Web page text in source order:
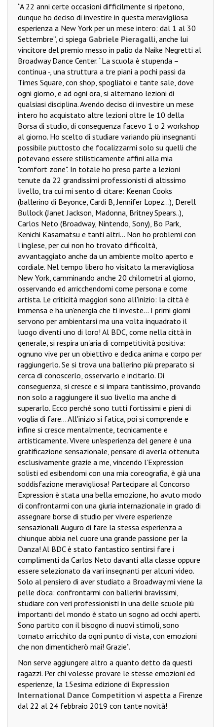
“A 22 anni certe occasioni difficilmente si ripetono,
dunque ho deciso di investire in questa meravigliosa
esperienza a New York per un mese intero: dal 1 al 30
Settembre”, ci spiega Gabriele Pieragalli, anche lui
vincitore del premio messo in palio da Naike Negretti al
Broadway Dance Center. “La scuola è stupenda –
continua -, una struttura a tre piani a pochi passi da
Times Square, con shop, spogliatoi e tante sale, dove
ogni giorno, e ad ogni ora, si alternano lezioni di
qualsiasi disciplina. Avendo deciso di investire un mese
intero ho acquistato altre lezioni oltre le 10 della
Borsa di studio, di conseguenza facevo 1 o 2 workshop
al giorno. Ho scelto di studiare variando più insegnanti
possibile piuttosto che focalizzarmi solo su quelli che
potevano essere stilisticamente affini alla mia
"comfort zone". In totale ho preso parte a lezioni
tenute da 22 grandissimi professionisti di altissimo
livello, tra cui mi sento di citare: Keenan Cooks
(ballerino di Beyonce, Cardi B, Jennifer Lopez...), Derell
Bullock (Janet Jackson, Madonna, Britney Spears..),
Carlos Neto (Broadway, Nintendo, Sony), Bo Park,
Kenichi Kasamatsu e tanti altri... Non ho problemi con
l'inglese, per cui non ho trovato difficoltà,
avvantaggiato anche da un ambiente molto aperto e
cordiale. Nel tempo libero ho visitato la meravigliosa
New York, camminando anche 20 chilometri al giorno,
osservando ed arricchendomi come persona e come
artista. Le criticità maggiori sono all'inizio: la città è
immensa e ha un'energia che ti investe... I primi giorni
servono per ambientarsi ma una volta inquadrato il
luogo diventi uno di loro! Al BDC, come nella città in
generale, si respira un'aria di competitività positiva:
ognuno vive per un obiettivo e dedica anima e corpo per
raggiungerlo. Se si trova una ballerino più preparato si
cerca di conoscerlo, osservarlo e incitarlo. Di
conseguenza, si cresce e si impara tantissimo, provando
non solo a raggiungere il suo livello ma anche di
superarlo. Ecco perché sono tutti fortissimi e pieni di
voglia di fare... All'inizio si fatica, poi si comprende e
infine si cresce mentalmente, tecnicamente e
artisticamente. Vivere un'esperienza del genere è una
gratificazione sensazionale, pensare di averla ottenuta
esclusivamente grazie a me, vincendo l'Expression
solisti ed esibendomi con una mia coreografia, è già una
soddisfazione meravigliosa! Partecipare al Concorso
Expression è stata una bella emozione, ho avuto modo
di confrontarmi con una giuria internazionale in grado di
assegnare borse di studio per vivere esperienze
sensazionali. Auguro di fare la stessa esperienza a
chiunque abbia nel cuore una grande passione per la
Danza! Al BDC è stato fantastico sentirsi fare i
complimenti da Carlos Neto davanti alla classe oppure
essere selezionato da vari insegnanti per alcuni video.
Solo al pensiero di aver studiato a Broadway mi viene la
pelle d'oca: confrontarmi con ballerini bravissimi,
studiare con veri professionisti in una delle scuole più
importanti del mondo è stato un sogno ad occhi aperti.
Sono partito con il bisogno di nuovi stimoli, sono
tornato arricchito da ogni punto di vista, con emozioni
che non dimenticherò mai! Grazie”.
Non serve aggiungere altro a quanto detto da questi
ragazzi. Per chi volesse provare le stesse emozioni ed
esperienze, la 15esima edizione di Expression
International Dance Competition vi aspetta a Firenze
dal 22 al 24 febbraio 2019 con tante novità!